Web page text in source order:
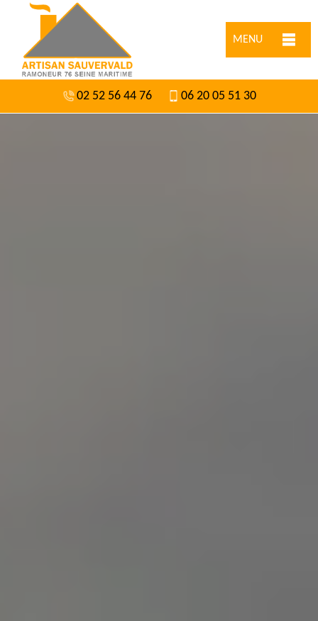
MENU
02 52 56 44 76 06 20 05 51 30